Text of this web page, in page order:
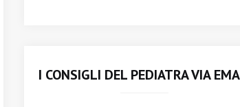
I CONSIGLI DEL PEDIATRA VIA